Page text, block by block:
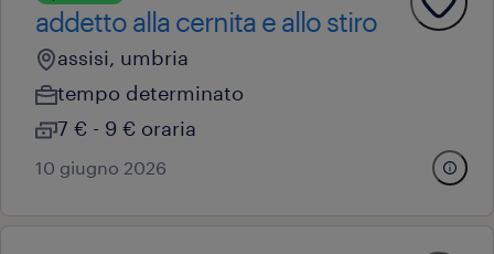
addetto alla cernita e allo stiro
assisi, umbria
tempo determinato
7 € - 9 € oraria
10 giugno 2026